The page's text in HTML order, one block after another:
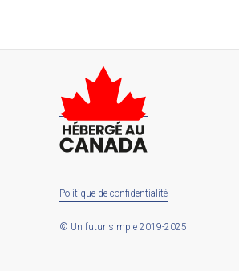
Politique de confidentialité
© Un futur simple 2019-2025